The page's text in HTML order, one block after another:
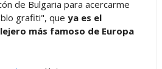
de Bulgaria para acercarme
grafiti", que ya es el
más famoso de Europa